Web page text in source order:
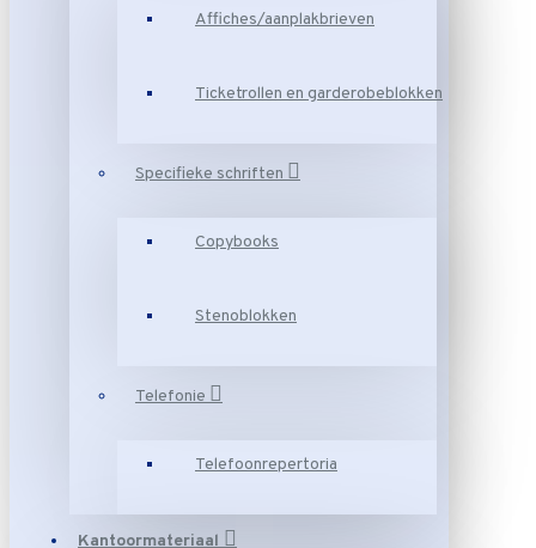
Affiches/aanplakbrieven
Ticketrollen en garderobeblokken
Specifieke schriften
Copybooks
Stenoblokken
Telefonie
Telefoonrepertoria
Kantoormateriaal